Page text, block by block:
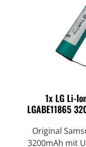
1x LG Li-
LGABE11865
Original
3200mAh mit